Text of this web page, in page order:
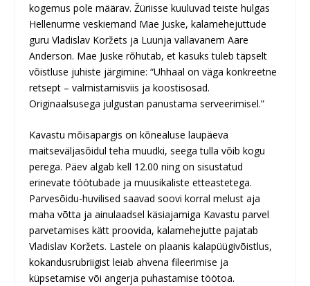
kogemus pole määrav. Žüriisse kuuluvad teiste hulgas
Hellenurme veskiemand Mae Juske, kalamehejuttude
guru Vladislav Koržets ja Luunja vallavanem Aare
Anderson. Mae Juske rõhutab, et kasuks tuleb täpselt
võistluse juhiste järgimine: “Uhhaal on väga konkreetne
retsept – valmistamisviis ja koostisosad.
Originaalsusega julgustan panustama serveerimisel.”
Kavastu mõisapargis on kõnealuse laupäeva
maitseväljasõidul teha muudki, seega tulla võib kogu
perega. Päev algab kell 12.00 ning on sisustatud
erinevate töötubade ja muusikaliste etteastetega.
Parvesõidu-huvilised saavad soovi korral melust aja
maha võtta ja ainulaadsel käsiajamiga Kavastu parvel
parvetamises kätt proovida, kalamehejutte pajatab
Vladislav Koržets. Lastele on plaanis kalapüügivõistlus,
kokandusrubriigist leiab ahvena fileerimise ja
küpsetamise või angerja puhastamise töötoa.